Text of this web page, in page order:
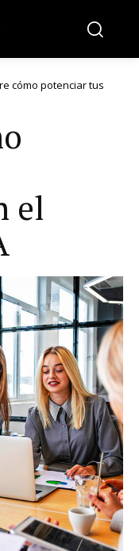
cómo potenciar tus
el